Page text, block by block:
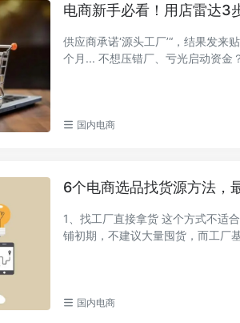
电商新手必看！用店雷达3
供应商承诺‘源头工厂’“，结果发来
个月... 不想压错厂、亏光启动资金
国内电商
6个电商选品找货源方法，
1、找工厂直接拿货 这个方式不适
铺初期，不建议大量囤货，而工厂基
国内电商